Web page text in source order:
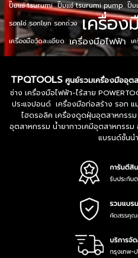
ปั๊มแช่ tsurumi ปั๊มแช่ tsurumi pump ปั๊ม
รอกโซ่ รอกโยก รอกถ่วง เครื่อง
เครื่องมือวัดละเอียด เครื่องมือไฟฟ้า เ
TPQTOOLS ศูนย์รวมเครื่องมืออุต
ช่าง เครื่องมือไฟฟ้า-ไร้สาย
ประแจปอนด์ เครื่องมือก่อสร้าง รอก
ไฮดรอลิค เครื่องดูดฝุ่นอุตสาหกรร
อุตสาหกรรม น้ำยากาวเคมีอุตสาหกรร
แบรนด์ชั้นน